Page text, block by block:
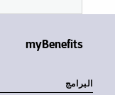
myBenefits
البرامج